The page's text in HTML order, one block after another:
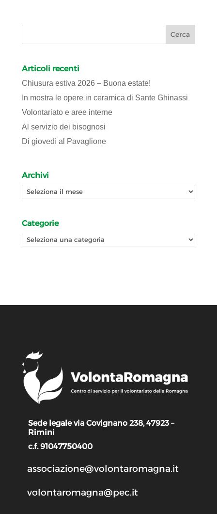
Articoli recenti
Chiusura estiva 2026 – Buona estate!
In mostra le opere in ceramica di Sante Ghinassi
Volontariato e aree interne
Al servizio dei bisognosi
Di giovedì al Pavaglione
Archivi
Archivi
Categorie
Categorie
Sede legale via Covignano 238, 47923 –
Rimini
c.f. 91047750400
associazione@volontaromagna.it
volontaromagna@pec.it